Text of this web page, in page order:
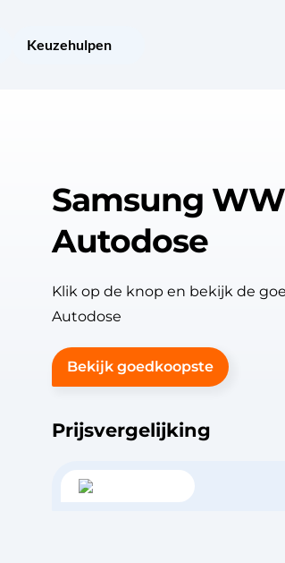
Keuzehulpen
Samsung
Autodose
Klik op de knop en bekijk de
Autodose
Bekijk goedkoopste
Prijsvergelijking